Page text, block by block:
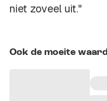
niet zoveel uit."
Ook de moeite